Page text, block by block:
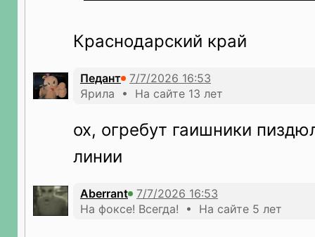
Краснодарский край
Педант
Ярила • На сайте 13 лет
ох, огребут гаишники
линии
Aberrant
На фоксе! Всегда! • На сайте 5 лет